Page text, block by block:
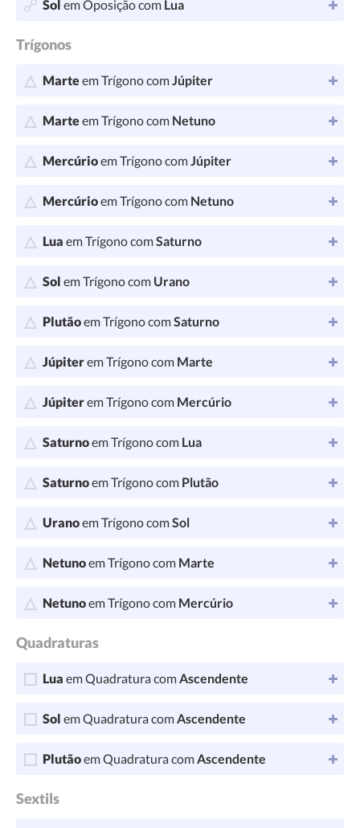
Sol em Oposição com Lua
Trígonos
Marteem Trígono comJúpiter
Marteem Trígono com Netuno
Mercúrioem Trígono comJúpiter
Mercúrioem Trígono com Netuno
Lua em Trígono comSaturno
Sol em Trígono com Urano
Plutãoem Trígono comSaturno
Júpiterem Trígono com Marte
Júpiterem Trígono com Mercúrio
Saturnoem Trígono com Lua
Saturnoem Trígono com Plutão
Uranoem Trígono comSol
Netunoem Trígono com Marte
Netunoem Trígono com Mercúrio
Quadraturas
Lua em Quadratura comAscendente
Sol em Quadratura comAscendente
Plutãoem Quadratura comAscendente
Sextils